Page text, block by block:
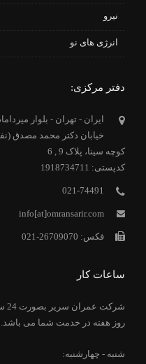
نیرو
انرژی های نو
دفتر مرکزی:
ایران - تهران - بلوار
خیابان دکتر محمد مصدق
کوچه سینا، پلاک 9 , 6
کدپستی: 1918734711
021-74491
info[at]omransarir.com
فکس: 26709070-021
ساعات کار
روز هفته در خدمت شما می باشد.
شنبه - چهارشنبه: